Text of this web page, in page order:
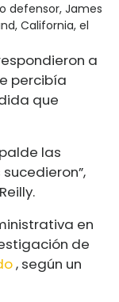
defensor, James
California, el
a
percibía
que
las
en
de
, según un